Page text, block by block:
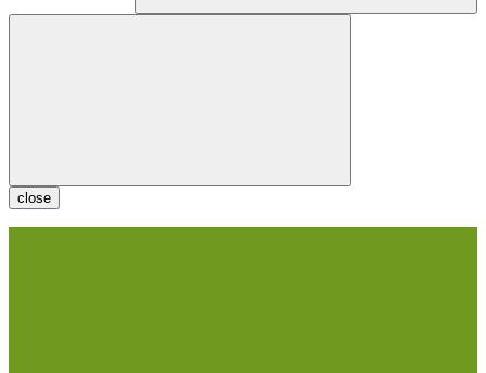
close